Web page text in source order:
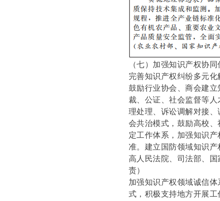
（七）加强知识产权协
完善知识产权纠纷多元
鼓励行业协会、商会建
裁、公证、社会监督等
理处理、诉讼调解对接
会共治模式，鼓励高校
定工作体系，加强知识
准。建立国防领域知识
高人民法院、司法部、
责）
加强知识产权领域诚信
式，积极支持地方开展